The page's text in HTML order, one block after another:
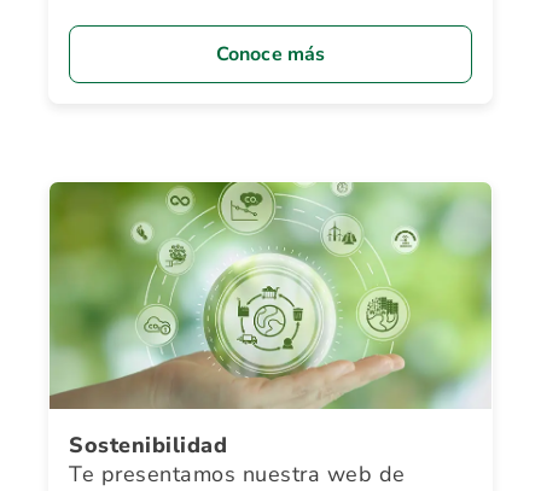
Conoce más
Sostenibilidad
Te presentamos nuestra web de